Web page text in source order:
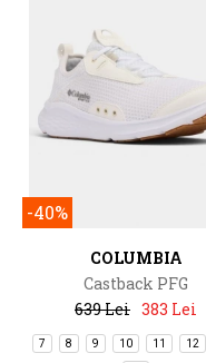
-40%
COLUMBIA
Castback PFG
639 Lei 383 Lei
7 8 9 10 11 12